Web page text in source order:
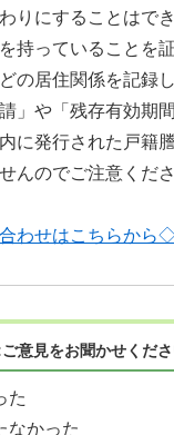
りにすることはでき
持っていることを
の居住関係を記録
」や「残存有効期
に発行された戸籍
んのでご注意くださ
わせはこちらか
意見をお聞かせくだ
た
なかった